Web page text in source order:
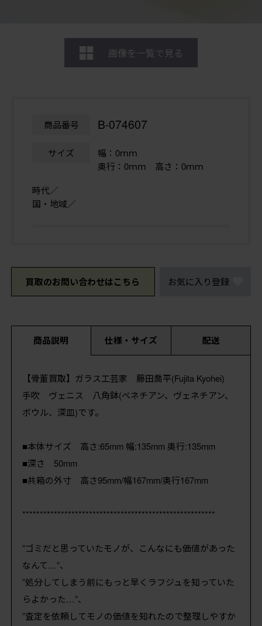
画像を一覧で見る
商品番号 B-074607
サイズ
幅：0ｍｍ
奥行：0ｍｍ 高さ：0ｍｍ
時代／
国・地域／
買取のお問い合わせはこちら お気に入り登録
商品説明 仕様・サイズ 配送
【骨董買取】ガラス工芸家 藤田喬平(Fujita Kyohei)
手吹 ヴェニス 八角鉢(ベネチアン、ヴェネチアン、
ボウル、深皿)です。
■本体サイズ 高さ:65mm 幅:135mm 奥行:135mm
■深さ 50mm
■共箱の外寸 高さ95mm/幅167mm/奥行167mm
*******************************************************
”ゴミだと思っていたモノが、こんなにも価値があった
なんて…”、
”処分してしまう前にもっと早くラフジュを知っていた
らよかった…”、
”査定を依頼してモノの価値を知れたので整理しやすか